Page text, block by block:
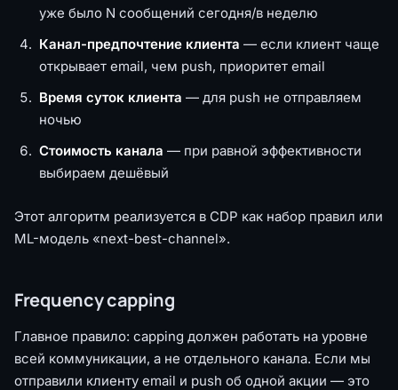
уже было N сообщений сегодня/в неделю
Канал-предпочтение клиента — если клиент чаще
открывает email, чем push, приоритет email
Время суток клиента — для push не отправляем
ночью
Стоимость канала — при равной эффективности
выбираем дешёвый
Этот алгоритм реализуется в CDP как набор правил или
ML-модель «next-best-channel».
Frequency capping
Главное правило: capping должен работать на уровне
всей коммуникации, а не отдельного канала. Если мы
отправили клиенту email и push об одной акции — это